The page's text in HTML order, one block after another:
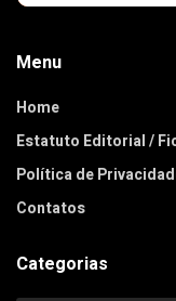
Menu
Home
Estatuto Editorial /
Política de
Contatos
Categorias